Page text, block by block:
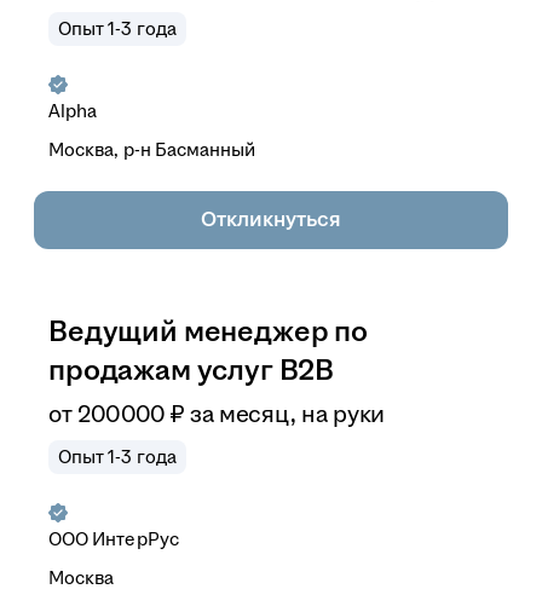
Опыт 1-3 года
Alpha
Москва, р-н Басманный
Откликнуться
Ведущий менеджер по
продажам услуг B2B
от 200 000 ₽ за месяц, на руки
Опыт 1-3 года
ООО ИнтерРус
Москва